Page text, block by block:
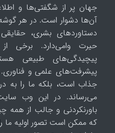
جهان پر از شگفتی‌ها و
آن‌ها دشوار است. در هر
دستاوردهای بشری،
حیرت وامی‌دارد. برخی
پیچیدگی‌های طبیعی
پیشرفت‌های علمی و فناوری.
جذاب است، بلکه ما را به
می‌رساند. در این وب
باورنکردنی و جالب از همه
که ممکن است تصور اولیه ما